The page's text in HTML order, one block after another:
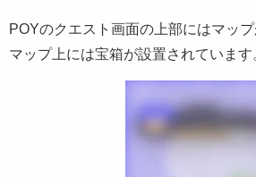
POYのクエスト画面の上部にはマップ
マップ上には宝箱が設置されています